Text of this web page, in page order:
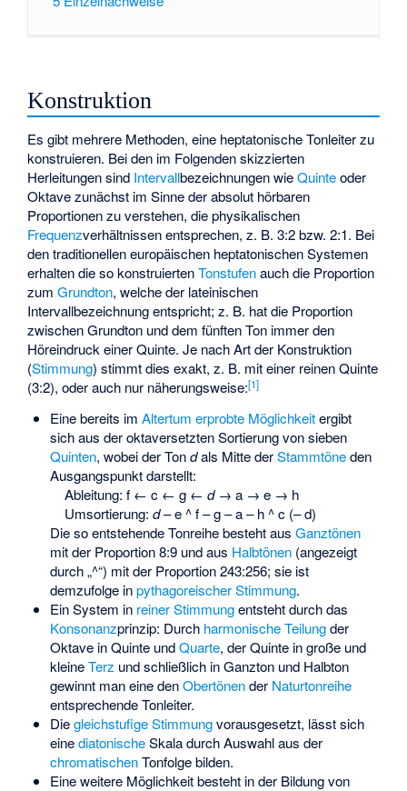
Konstruktion
Es gibt mehrere Methoden, eine heptatonische Tonleiter zu
konstruieren. Bei den im Folgenden skizzierten
Herleitungen sind Intervallbezeichnungen wieQuinteoder
Oktave zunächst im Sinne der absolut hörbaren
Proportionen zu verstehen, die physikalischen
Frequenzverhältnissen entsprechen, z. B. 3:2 bzw. 2:1. Bei
den traditionellen europäischen heptatonischen Systemen
erhalten die so konstruiertenTonstufenauch die Proportion
zumGrundton, welche der lateinischen
Intervallbezeichnung entspricht; z. B. hat die Proportion
zwischen Grundton und dem fünften Ton immer den
Höreindruck einer Quinte. Je nach Art der Konstruktion
(Stimmung) stimmt dies exakt, z. B. mit einer reinen Quinte
(3:2), oder auch nur näherungsweise:[1]
Eine bereits im Altertum erprobte Möglichkeitergibt
sich aus der oktaversetzten Sortierung von sieben
Quinten, wobei der Tondals Mitte derStammtöneden
Ausgangspunkt darstellt:
Ableitung: f ← c ← g ← d→ a → e → h
Umsortierung: d– e ^ f – g – a – h ^ c (– d)
Die so entstehende Tonreihe besteht aus Ganztönen
mit der Proportion 8:9 und aus Halbtönen(angezeigt
durch „^“) mit der Proportion 243:256; sie ist
demzufolge inpythagoreischer Stimmung.
Ein System in reiner Stimmungentsteht durch das
Konsonanzprinzip: Durch harmonische Teilungder
Oktave in Quinte undQuarte, der Quinte in große und
kleineTerz und schließlich in Ganzton und Halbton
gewinnt man eine denObertönender Naturtonreihe
entsprechende Tonleiter.
Diegleichstufige Stimmungvorausgesetzt, lässt sich
einediatonischeSkala durch Auswahl aus der
chromatischenTonfolge bilden.
Eine weitere Möglichkeit besteht in der Bildung von